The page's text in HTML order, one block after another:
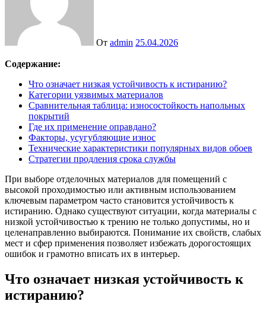
От admin 25.04.2026
Содержание:
Что означает низкая устойчивость к истиранию?
Категории уязвимых материалов
Сравнительная таблица: износостойкость напольных
покрытий
Где их применение оправдано?
Факторы, усугубляющие износ
Технические характеристики популярных видов обоев
Стратегии продления срока службы
При выборе отделочных материалов для помещений с
высокой проходимостью или активным использованием
ключевым параметром часто становится устойчивость к
истиранию. Однако существуют ситуации, когда материалы с
низкой устойчивостью к трению не только допустимы, но и
целенаправленно выбираются. Понимание их свойств, слабых
мест и сфер применения позволяет избежать дорогостоящих
ошибок и грамотно вписать их в интерьер.
Что означает низкая устойчивость к
истиранию?